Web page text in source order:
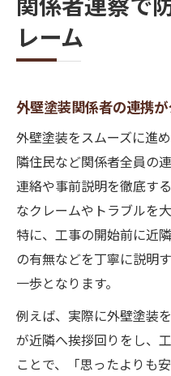
レーム
外壁塗装関係者の連携
外壁塗装をスムーズに進
隣住民など関係者全員の
連絡や事前説明を徹底す
なクレームやトラブルを
特に、工事の開始前に近
の有無などを丁寧に説明
一歩となります。
例えば、実際に外壁塗装
が近隣へ挨拶回りをし、
ことで、「思ったよりも